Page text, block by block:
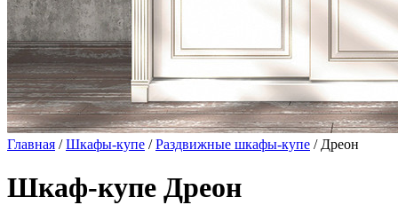
Главная /Шкафы-купе /Раздвижные шкафы-купе / Дреон
Шкаф-купе Дреон